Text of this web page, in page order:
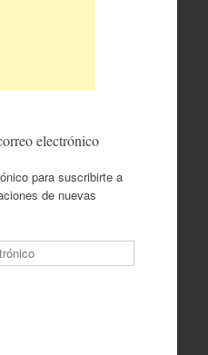
electrónico
para suscribirte a
de nuevas